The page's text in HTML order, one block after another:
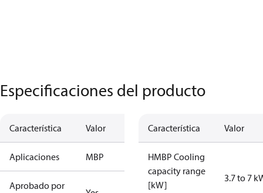
Especificaciones del producto
Característica Valor
Aplicaciones MBP
Aprobado por
Característica Valor
HMBP Cooling
capacity range
[kW]
3.7 to 7